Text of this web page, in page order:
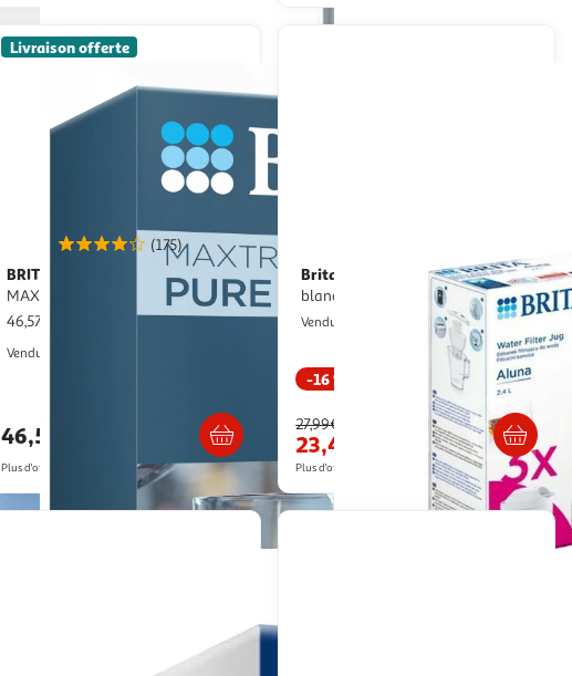
Livraison offerte
(175)
BRITA
MAXTRA PRO
46,57€ / pce
Vendu par
46,57€
Plus d'offres à partir de 46.88€
Brita
blanc 2,4 L
Vendu par
-16 %
Retrait dès 1/2 semaines
27,99€
23,40€
Plus d'offres à partir de 32.72€